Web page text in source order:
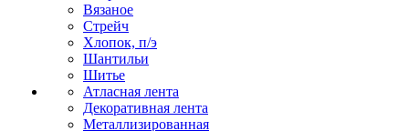
Вязаное
Стрейч
Хлопок, п/э
Шантильи
Шитье
Атласная лента
Декоративная лента
Металлизированная